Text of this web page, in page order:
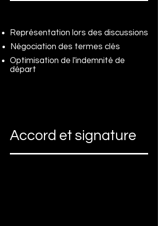
Représentation lors des discussions
Négociation des termes clés
Optimisation de l'indemnité de
départ
Accord et signature